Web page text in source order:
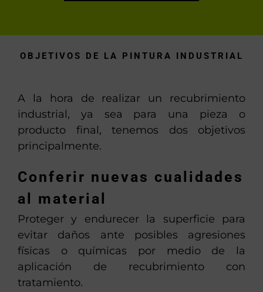
OBJETIVOS DE LA PINTURA INDUSTRIAL
A la hora de realizar un recubrimiento
industrial, ya sea para una pieza o
producto final, tenemos dos objetivos
principalmente.
Conferir nuevas cualidades
al material
Proteger y endurecer la superficie para
evitar daños ante posibles agresiones
físicas o químicas por medio de la
aplicación de recubrimiento con
tratamiento.